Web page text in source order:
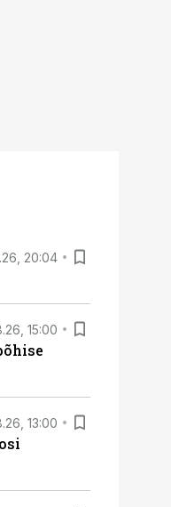
20:04
15:00
13:00